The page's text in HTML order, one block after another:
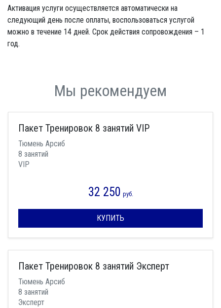
Активация услуги осуществляется автоматически на
следующий день после оплаты, воспользоваться услугой
можно в течение 14 дней. Срок действия сопровождения – 1
год.
Мы рекомендуем
Пакет Тренировок 8 занятий VIP
Тюмень Арсиб
8 занятий
VIP
32 250 руб.
КУПИТЬ
Пакет Тренировок 8 занятий Эксперт
Тюмень Арсиб
8 занятий
Эксперт